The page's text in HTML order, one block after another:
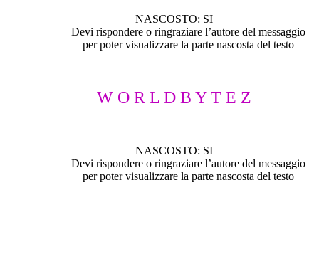
NASCOSTO: SI
Devi rispondere o ringraziare l’autore del messaggio
per poter visualizzare la parte nascosta del testo
W O R L D B Y T E Z
NASCOSTO: SI
Devi rispondere o ringraziare l’autore del messaggio
per poter visualizzare la parte nascosta del testo